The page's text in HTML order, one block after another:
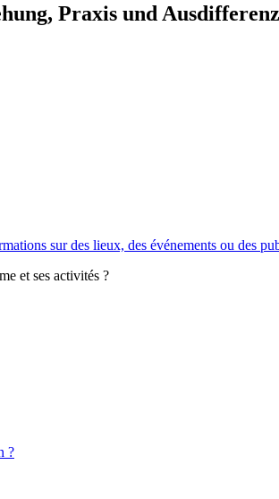
Praxis und
sur des lieux, des événements ou des
et ses activités ?
?